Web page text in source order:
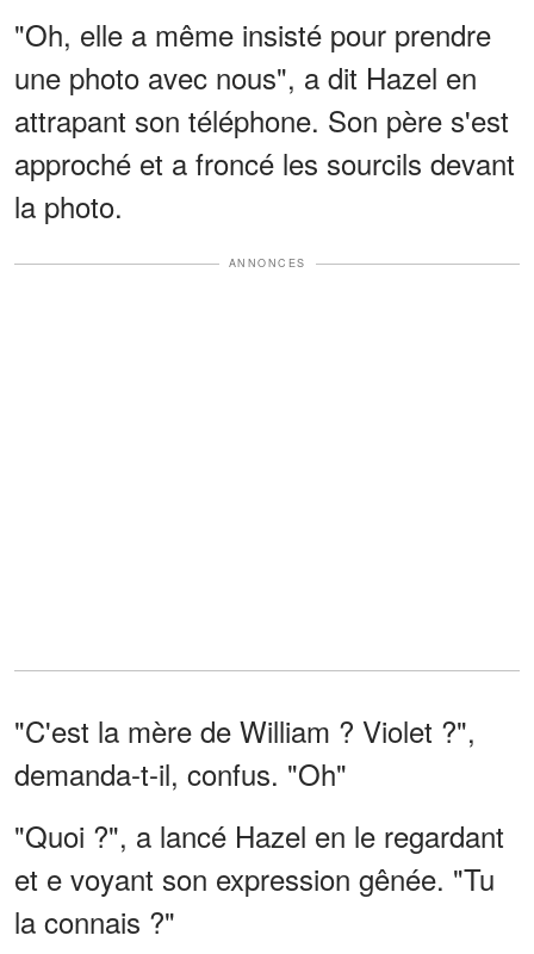
"Oh, elle a même insisté pour prendre
une photo avec nous", a dit Hazel en
attrapant son téléphone. Son père s'est
approché et a froncé les sourcils devant
la photo.
ANNONCES
"C'est la mère de William ? Violet ?",
demanda-t-il, confus. "Oh"
"Quoi ?", a lancé Hazel en le regardant
et e voyant son expression gênée. "Tu
la connais ?"